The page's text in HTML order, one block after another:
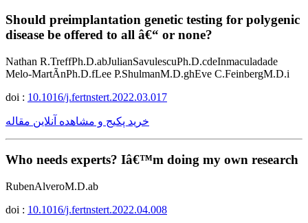
Should preimplantation genetic testing for polygenic
disease be offered to all â€“ or none?
Nathan R.TreffPh.D.abJulianSavulescuPh.D.cdeInmaculadade
Melo-MartÃ­nPh.D.fLee P.ShulmanM.D.ghEve C.FeinbergM.D.i
doi : 10.1016/j.fertnstert.2022.03.017
خرید پکیج و مشاهده آنلاین مقاله
Who needs experts? Iâ€™m doing my own research
RubenAlveroM.D.ab
doi : 10.1016/j.fertnstert.2022.04.008